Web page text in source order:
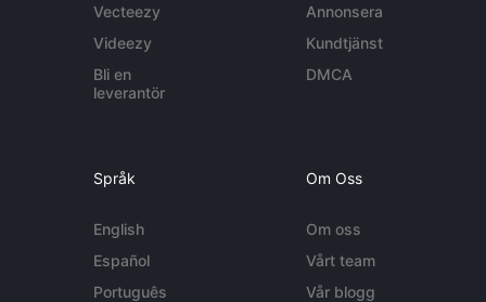
Vecteezy
Videezy
Bli en
leverantör
Annonsera
Kundtjänst
DMCA
Språk
English
Español
Português
Om Oss
Om oss
Vårt team
Vår blogg